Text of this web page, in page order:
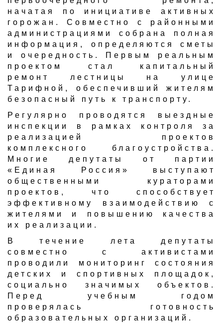
начатая по инициативе активных
горожан. Совместно с районными
администрациями собрана полная
информация, определяются сметы
и очередность. Первым реальным
проектом стал капитальный
ремонт лестницы на улице
Тарифной, обеспечивший жителям
безопасный путь к транспорту.
Регулярно проводятся выездные
инспекции в рамках контроля за
реализацией проектов
комплексного благоустройства.
Многие депутаты от партии
«Единая Россия» выступают
общественными кураторами
проектов, что способствует
эффективному взаимодействию с
жителями и повышению качества
их реализации.
В течение лета депутаты
совместно с активистами
проводили мониторинг состояния
детских и спортивных площадок,
социально значимых объектов.
Перед учебным годом
проверялась готовность
образовательных организаций.